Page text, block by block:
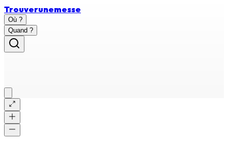
Trouverunemesse
Où ?
Quand ?